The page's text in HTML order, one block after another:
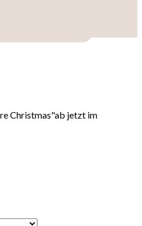
Christmas"ab jetzt im